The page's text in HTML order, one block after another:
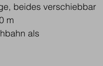
beides verschiebbar
m
als